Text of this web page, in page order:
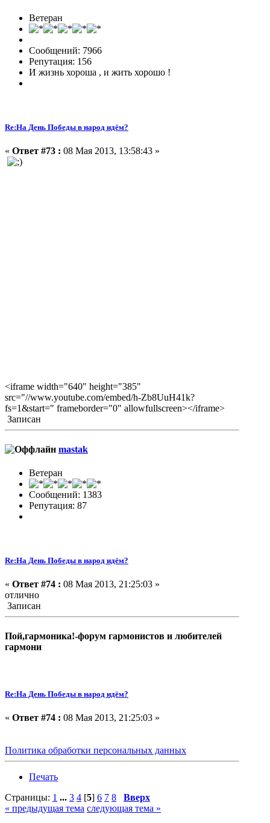
Ветеран
Сообщений: 7966
Репутация: 156
И жизнь хороша , и жить хорошо !
Re:На День Победы в народ идём?
« Ответ #73 : 08 Мая 2013, 13:58:43 »
<iframe width="640" height="385"
src="//www.youtube.com/embed/h-Zb8UuH41k?
fs=1&start=" frameborder="0" allowfullscreen></iframe>
Записан
mastak
Ветеран
Сообщений: 1383
Репутация: 87
Re:На День Победы в народ идём?
« Ответ #74 : 08 Мая 2013, 21:25:03 »
отлично
Записан
Пой,гармоника!-форум гармонистов и любителей
гармони
Re:На День Победы в народ идём?
« Ответ #74 : 08 Мая 2013, 21:25:03 »
Политика обработки персональных данных
Печать
Страницы: 1 ... 3 4 [5] 6 7 8
Вверх
« предыдущая тема следующая тема »